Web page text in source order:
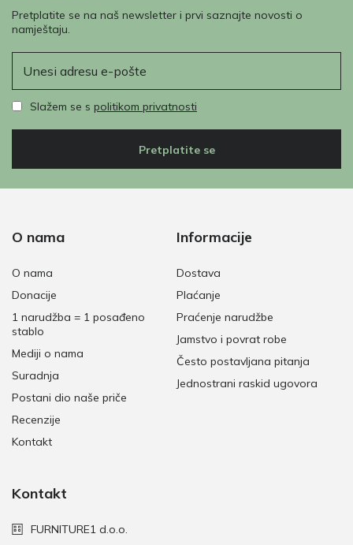
Pretplatite se na naš newsletter i prvi saznajte novosti o
namještaju.
Slažem se s politikom privatnosti
Pretplatite se
O nama
O nama
Donacije
1 narudžba = 1 posađeno
stablo
Mediji o nama
Suradnja
Postani dio naše priče
Recenzije
Kontakt
Informacije
Dostava
Plaćanje
Praćenje narudžbe
Jamstvo i povrat robe
Često postavljana pitanja
Jednostrani raskid ugovora
Kontakt
FURNITURE1 d.o.o.